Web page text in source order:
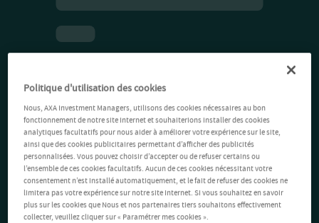
Politique d'utilisation des cookies
Nous, AXA Investment Managers, utilisons des cookies nécessaires au bon
fonctionnement de notre site Internet et souhaiterions installer des cookies
analytiques facultatifs pour nous aider à améliorer votre expérience sur le site,
ainsi que des cookies publicitaires permettant d’afficher des publicités
personnalisées. Vous pouvez choisir d’accepter ou de refuser certains ou
l’ensemble de ces cookies facultatifs. Aucun de ces cookies nécessitant votre
consentement n’est installé automatiquement, et le fait de refuser des cookies ne
limitera pas votre expérience sur notre site Internet. Si vous souhaitez en savoir
plus sur les cookies que Nous et nos partenaires tiers souhaitons effectivement
collecter, veuillez cliquer sur « Paramétrer mes cookies ».